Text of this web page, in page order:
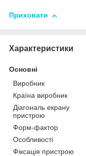
Приховати
Характеристики
Основні
Виробник
Країна виробник
Діагональ екрану
пристрою
Форм-фактор
Особливості
Фіксація пристрою